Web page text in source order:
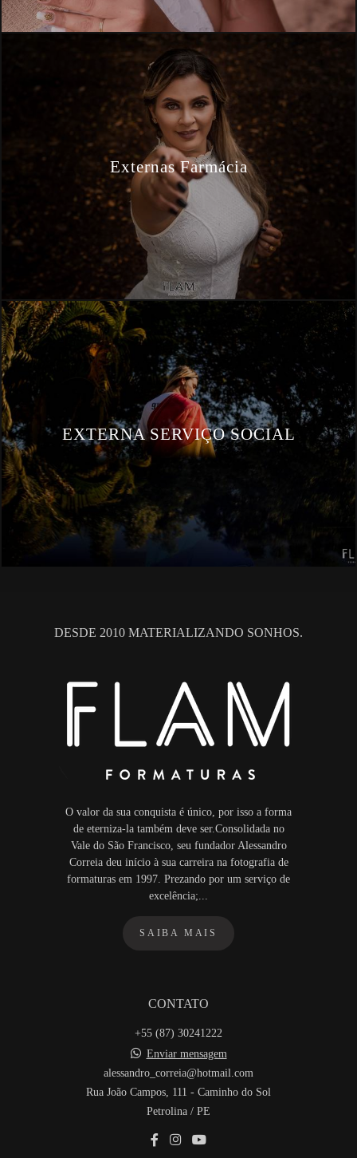
Externas Farmácia
EXTERNA SERVIÇO SOCIAL
DESDE 2010 MATERIALIZANDO SONHOS.
O valor da sua conquista é único, por isso a forma
de eterniza-la também deve ser.Consolidada no
Vale do São Francisco, seu fundador Alessandro
Correia deu início à sua carreira na fotografia de
formaturas em 1997. Prezando por um serviço de
excelência;...
SAIBA MAIS
CONTATO
+55 (87) 30241222
Enviar mensagem
alessandro_correia@hotmail.com
Rua João Campos, 111 - Caminho do Sol
Petrolina / PE